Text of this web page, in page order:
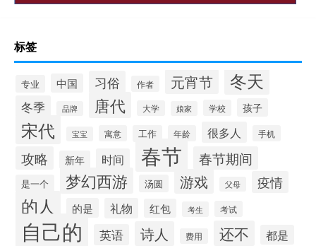
标签
专业 中国 习俗 作者 元宵节 冬天
冬季 品牌 唐代 大学 娘家 学校 孩子
宋代 宝宝 寓意 工作 年龄 很多人 手机
攻略 新年 时间 春节 春节期间
是一个 梦幻西游 汤圆 游戏 父母 疫情
的人 的是 礼物 红包 考生 考试
自己的 英语 诗人 费用 还不 都是